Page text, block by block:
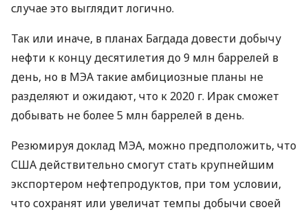
случае это выглядит логично.
Так или иначе, в планах Багдада довести добычу
нефти к концу десятилетия до 9 млн баррелей в
день, но в МЭА такие амбициозные планы не
разделяют и ожидают, что к 2020 г. Ирак сможет
добывать не более 5 млн баррелей в день.
Резюмируя доклад МЭА, можно предположить, что
СШАдействительно смогут стать крупнейшим
экспортером нефтепродуктов, при том условии,
что сохранят или увеличат темпы добычи своей